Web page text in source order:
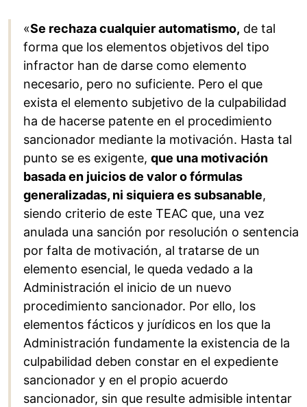
«Se rechaza cualquier automatismo, de tal
forma que los elementos objetivos del tipo
infractor han de darse como elemento
necesario, pero no suficiente. Pero el que
exista el elemento subjetivo de la culpabilidad
ha de hacerse patente en el procedimiento
sancionador mediante la motivación. Hasta tal
punto se es exigente, que una motivación
basada en juicios de valor o fórmulas
generalizadas, ni siquiera es subsanable,
siendo criterio de este TEAC que, una vez
anulada una sanción por resolución o sentencia
por falta de motivación, al tratarse de un
elemento esencial, le queda vedado a la
Administración el inicio de un nuevo
procedimiento sancionador. Por ello, los
elementos fácticos y jurídicos en los que la
Administración fundamente la existencia de la
culpabilidad deben constar en el expediente
sancionador y en el propio acuerdo
sancionador, sin que resulte admisible intentar